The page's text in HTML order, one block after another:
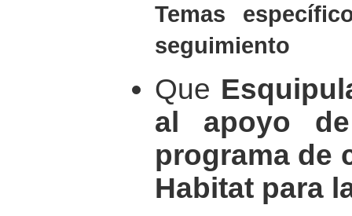
Temas
seguimiento
Que
al apoyo
programa de
Habitat para